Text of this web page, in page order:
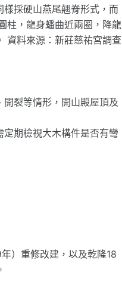
採硬山燕尾翹脊形式，而
柱，龍身蟠曲近兩圈，降龍
資料來源：新莊慈祐宮調查
裂等情形，開山殿屋頂及
期檢視大木構件是否有彎
）重修改建，以及乾隆18